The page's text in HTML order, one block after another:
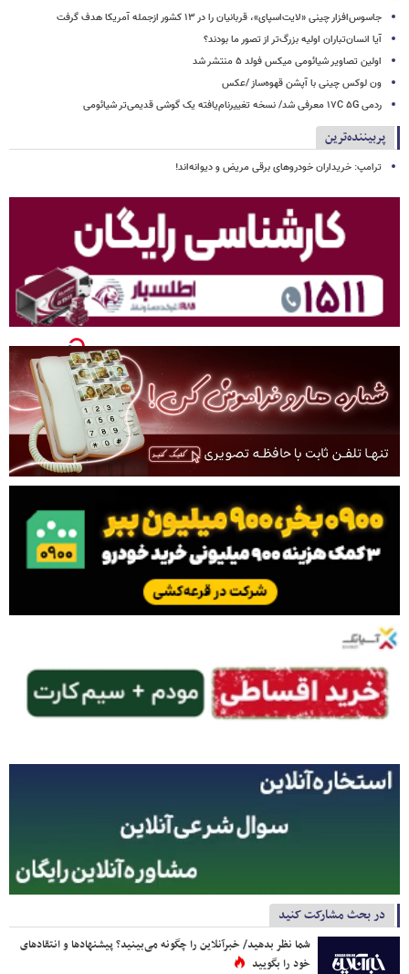
جاسوس‌افزار چینی «لایت‌اسپای»، قربانیان را در ۱۳ کشور ازجمله آمریکا هدف گرفت
آیا انسان‌تباران اولیه بزرگ‌تر از تصور ما بودند؟
اولین تصاویر شیائومی میکس فولد ۵ منتشر شد
ون لوکس چینی با آپشن قهوه‌ساز /عکس
ردمی ۱۷C ۵G معرفی شد/ نسخه تغییرنام‌یافته یک گوشی قدیمی‌تر شیائومی
پربیننده‌ترین
ترامپ: خریداران خودروهای برقی مریض و دیوانه‌اند!
در بحث مشارکت کنید
شما نظر بدهید/ خبرآنلاین را چگونه می‌بینید؟ پیشنهادها و انتقادهای
خود را بگویید